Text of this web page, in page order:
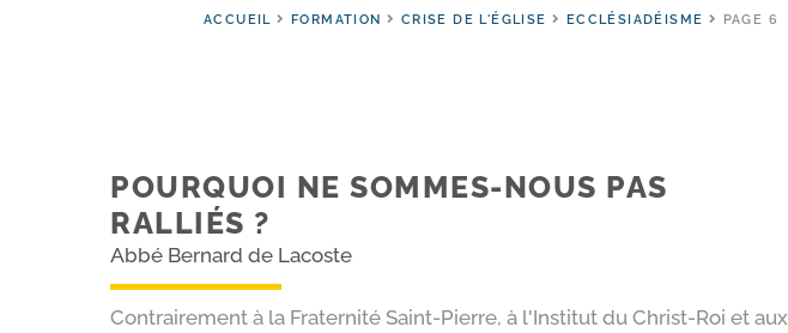
ACCUEIL FORMATION CRISE DE L'ÉGLISE ECCLÉSIADÉISME PAGE 6
POURQUOI NE SOMMES-​NOUS PAS
RALLIÉS ?
Abbé Bernard de Lacoste
Contrairement à la Fraternité Saint-Pierre, à l'Institut du Christ-Roi et aux